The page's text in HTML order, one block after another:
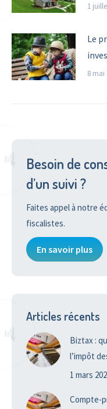
1
Le
8 mai
Besoin de
d’un suivi ?
Faites appel à notre
fiscalistes.
En savoir plus
Articles récents
Biztax :
l’impôt
1 mars
Compte-